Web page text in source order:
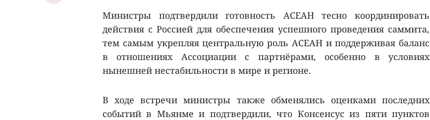
Министры подтвердили готовность АСЕАН тесно координировать
действия с Россией для обеспечения успешного проведения саммита,
тем самым укрепляя центральную роль АСЕАН и поддерживая баланс
в отношениях Ассоциации с партнёрами, особенно в условиях
нынешней нестабильности в мире и регионе.
В ходе встречи министры также обменялись оценками последних
событий в Мьянме и подтвердили, что Консенсус из пяти пунктов